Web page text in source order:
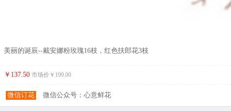
美丽的诞辰--戴安娜粉玫瑰16枝，红色扶郎花3枝
￥137.50 市场价￥ 199.00
微信订花 微信公众号：心意鲜花